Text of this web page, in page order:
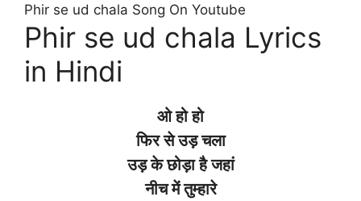
Phir se ud chala Song On Youtube
Phir se ud chala Lyrics
in Hindi
ओ हो हो
फिर से उड़ चला
उड़ के छोड़ा है जहां
नीच में तुम्हारे